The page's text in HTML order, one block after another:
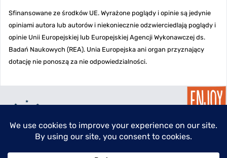
Sfinansowane ze środków UE. Wyrażone poglądy i opinie są jedynie
opiniami autora lub autorów i niekoniecznie odzwierciedlają poglądy i
opinie Unii Europejskiej lub Europejskiej Agencji Wykonawczej ds.
Badań Naukowych (REA). Unia Europejska ani organ przyznający
dotację nie ponoszą za nie odpowiedzialności.